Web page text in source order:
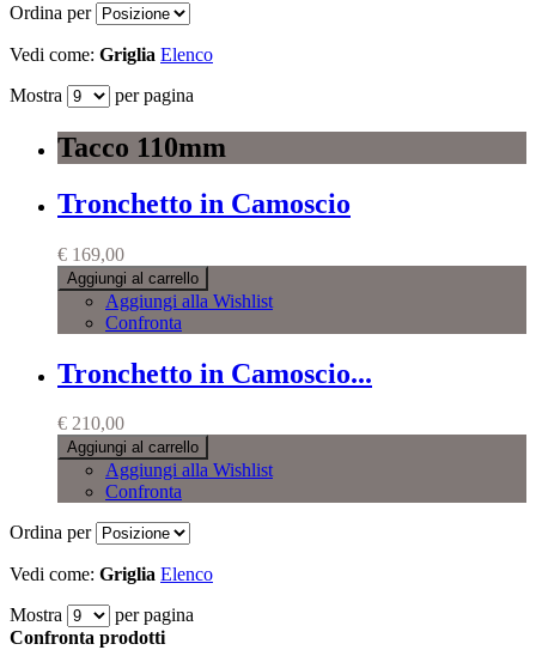
Ordina per
Vedi come: Griglia Elenco
Mostra
per pagina
Tacco 110mm
Tronchetto in Camoscio
€ 169,00
Aggiungi al carrello
Aggiungi alla Wishlist
Confronta
Tronchetto in Camoscio...
€ 210,00
Aggiungi al carrello
Aggiungi alla Wishlist
Confronta
Ordina per
Vedi come: Griglia Elenco
Mostra
per pagina
Confronta prodotti